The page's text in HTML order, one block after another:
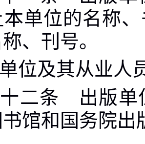
本单位的名称
、刊号。
位及其从业人
二条 出版单
馆和国务院